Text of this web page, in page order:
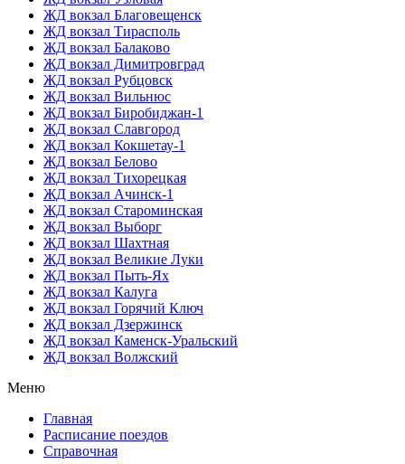
ЖД вокзал Благовещенск
ЖД вокзал Тирасполь
ЖД вокзал Балаково
ЖД вокзал Димитровград
ЖД вокзал Рубцовск
ЖД вокзал Вильнюс
ЖД вокзал Биробиджан-1
ЖД вокзал Славгород
ЖД вокзал Кокшетау-1
ЖД вокзал Белово
ЖД вокзал Тихорецкая
ЖД вокзал Ачинск-1
ЖД вокзал Староминская
ЖД вокзал Выборг
ЖД вокзал Шахтная
ЖД вокзал Великие Луки
ЖД вокзал Пыть-Ях
ЖД вокзал Калуга
ЖД вокзал Горячий Ключ
ЖД вокзал Дзержинск
ЖД вокзал Каменск-Уральский
ЖД вокзал Волжский
Меню
Главная
Расписание поездов
Справочная